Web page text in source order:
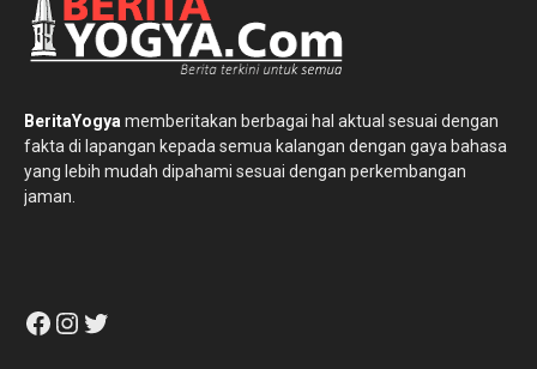
BeritaYogya memberitakan berbagai hal aktual sesuai dengan
fakta di lapangan kepada semua kalangan dengan gaya bahasa
yang lebih mudah dipahami sesuai dengan perkembangan
jaman.
Facebook
Instagram
Twitter